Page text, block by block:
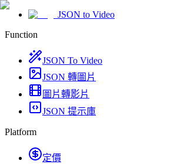
JSON to Video
Function
JSON To Video
JSON 轉圖片
圖片轉影片
JSON 提示庫
Platform
定價